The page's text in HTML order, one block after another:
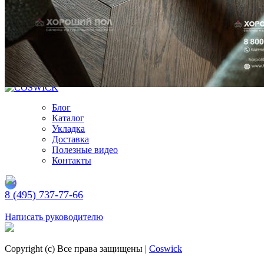
Заказать
Ваш заказ отправлен!
Подбирайте паркет по индивидуальным параметрам
Просто кликайте по этой кнопке
Подобрать паркет
Блог
Каталог
Укладка
Доставка
Полезные видео
Контакты
8 (495) 737-77-66
Написать руководителю
Copyright (c) Все права защищены | Coswick